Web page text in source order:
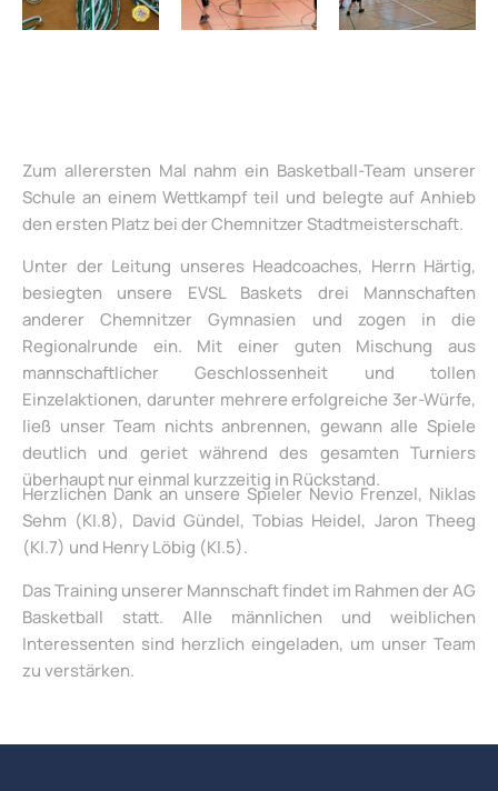
Zum allerersten Mal nahm ein Basketball-Team unserer
Schule an einem Wettkampf teil und belegte auf Anhieb
den ersten Platz bei der Chemnitzer Stadtmeisterschaft.
Unter der Leitung unseres Headcoaches, Herrn Härtig,
besiegten unsere EVSL Baskets drei Mannschaften
anderer Chemnitzer Gymnasien und zogen in die
Regionalrunde ein. Mit einer guten Mischung aus
mannschaftlicher Geschlossenheit und tollen
Einzelaktionen, darunter mehrere erfolgreiche 3er-Würfe,
ließ unser Team nichts anbrennen, gewann alle Spiele
deutlich und geriet während des gesamten Turniers
überhaupt nur einmal kurzzeitig in Rückstand.
Herzlichen Dank an unsere Spieler Nevio Frenzel, Niklas
Sehm (Kl.8), David Gündel, Tobias Heidel, Jaron Theeg
(Kl.7) und Henry Löbig (Kl.5).
Das Training unserer Mannschaft findet im Rahmen der AG
Basketball statt. Alle männlichen und weiblichen
Interessenten sind herzlich eingeladen, um unser Team
zu verstärken.